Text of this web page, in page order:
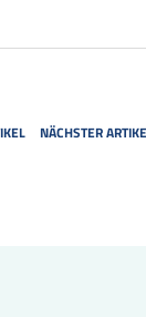
NÄCHSTER